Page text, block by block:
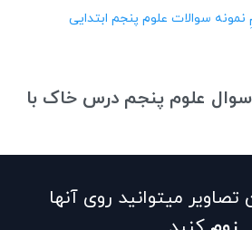
نمونه سوالات علوم پنجم ابتدایی
سوال علوم پنجم درس خاک با
تصاویر میتوانید روی آنها